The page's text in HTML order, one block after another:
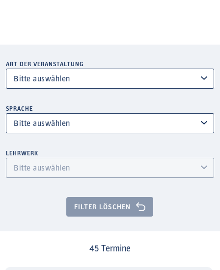
ART DER VERANSTALTUNG
SPRACHE
LEHRWERK
FILTER LÖSCHEN
45 Termine